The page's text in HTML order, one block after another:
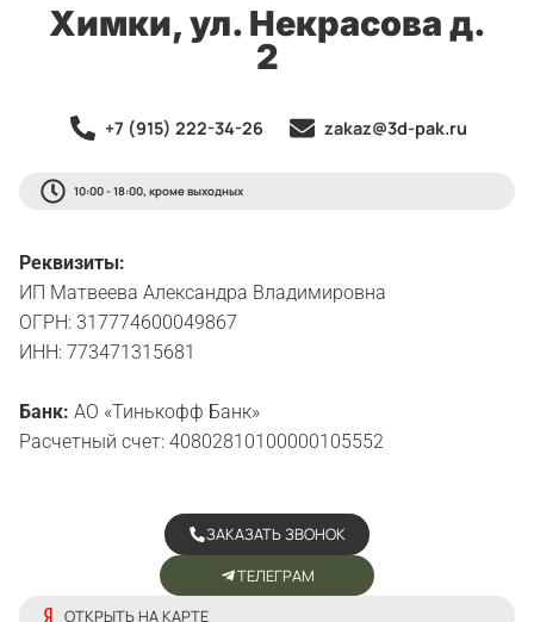
Химки, ул. Некрасова д.
2
+7 (915) 222-34-26 zakaz@3d-pak.ru
10:00 - 18:00, кроме выходных
Реквизиты:
ИП Матвеева Александра Владимировна
ОГРН: 317774600049867
ИНН: 773471315681
Банк: АО «Тинькофф Банк»
Расчетный счет: 40802810100000105552
ОТКРЫТЬ НА КАРТЕ
ТЕЛЕГРАМ
ЗАКАЗАТЬ ЗВОНОК